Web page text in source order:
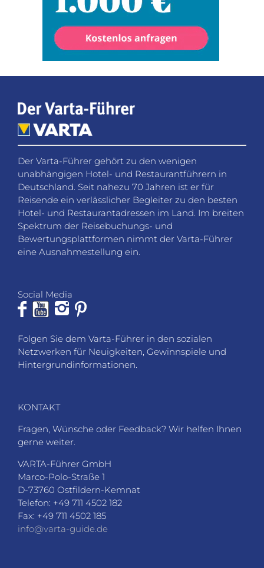
Der Varta-Führer gehört zu den wenigen
unabhängigen Hotel- und Restaurantführern in
Deutschland. Seit nahezu 70 Jahren ist er für
Reisende ein verlässlicher Begleiter zu den besten
Hotel- und Restaurantadressen im Land. Im breiten
Spektrum der Reisebuchungs- und
Bewertungsplattformen nimmt der Varta-Führer
eine Ausnahmestellung ein.
Social Media
Folgen Sie dem Varta-Führer in den sozialen
Netzwerken für Neuigkeiten, Gewinnspiele und
Hintergrundinformationen.
KONTAKT
Fragen, Wünsche oder Feedback? Wir helfen Ihnen
gerne weiter.
VARTA-Führer GmbH
Marco-Polo-Straße 1
D-73760 Ostfildern-Kemnat
Telefon: +49 711 4502 182
Fax: +49 711 4502 185
info@varta-guide.de